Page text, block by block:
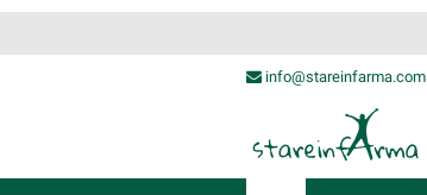
info@stareinfarma.com